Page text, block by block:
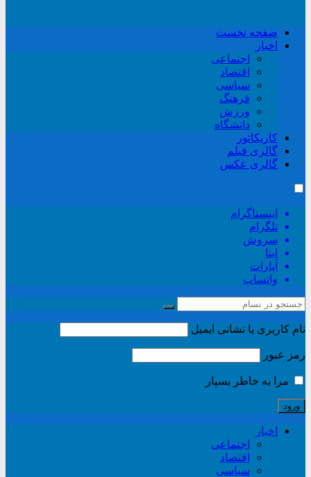
صفحه نخست
اخبار
اجتماعی
اقتصاد
سیاسی
فرهنگ
ورزش
دانشگاه
کاریکاتور
گالری فیلم
گالری عکس
اینستاگرام
تلگرام
سروش
ایتا
آپارات
واتساپ
نام کاربری یا نشانی ایمیل
رمز عبور
مرا به خاطر بسپار
اخبار
اجتماعی
اقتصاد
سیاسی